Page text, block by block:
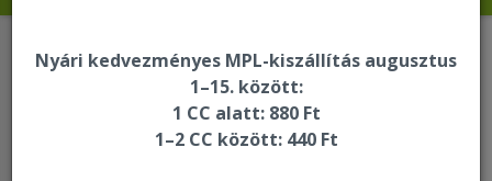
Nyári kedvezményes MPL-kiszállítás augusztus
1–15. között:
1 CC alatt: 880 Ft
1–2 CC között: 440 Ft
DX4